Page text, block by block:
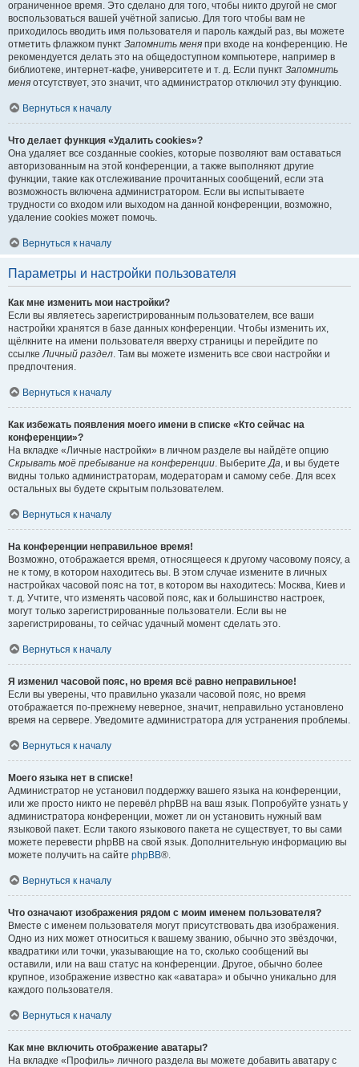
ограниченное время. Это сделано для того, чтобы никто другой не смог
воспользоваться вашей учётной записью. Для того чтобы вам не
приходилось вводить имя пользователя и пароль каждый раз, вы можете
отметить флажком пункт Запомнить меня при входе на конференцию. Не
рекомендуется делать это на общедоступном компьютере, например в
библиотеке, интернет-кафе, университете и т. д. Если пункт Запомнить
меня отсутствует, это значит, что администратор отключил эту функцию.
Вернуться к началу
Что делает функция «Удалить cookies»?
Она удаляет все созданные cookies, которые позволяют вам оставаться
авторизованным на этой конференции, а также выполняют другие
функции, такие как отслеживание прочитанных сообщений, если эта
возможность включена администратором. Если вы испытываете
трудности со входом или выходом на данной конференции, возможно,
удаление cookies может помочь.
Вернуться к началу
Параметры и настройки пользователя
Как мне изменить мои настройки?
Если вы являетесь зарегистрированным пользователем, все ваши
настройки хранятся в базе данных конференции. Чтобы изменить их,
щёлкните на имени пользователя вверху страницы и перейдите по
ссылкеЛичный раздел. Там вы можете изменить все свои настройки и
предпочтения.
Вернуться к началу
Как избежать появления моего имени в списке «Кто сейчас на
конференции»?
На вкладке «Личные настройки» в личном разделе вы найдёте опцию
Скрывать моё пребывание на конференции. ВыберитеДа, и вы будете
видны только администраторам, модераторам и самому себе. Для всех
остальных вы будете скрытым пользователем.
Вернуться к началу
На конференции неправильное время!
Возможно, отображается время, относящееся к другому часовому поясу, а
не к тому, в котором находитесь вы. В этом случае измените в личных
настройках часовой пояс на тот, в котором вы находитесь: Москва, Киев и
т. д. Учтите, что изменять часовой пояс, как и большинство настроек,
могут только зарегистрированные пользователи. Если вы не
зарегистрированы, то сейчас удачный момент сделать это.
Вернуться к началу
Я изменил часовой пояс, но время всё равно неправильное!
Если вы уверены, что правильно указали часовой пояс, но время
отображается по-прежнему неверное, значит, неправильно установлено
время на сервере. Уведомите администратора для устранения проблемы.
Вернуться к началу
Моего языка нет в списке!
Администратор не установил поддержку вашего языка на конференции,
или же просто никто не перевёл phpBB на ваш язык. Попробуйте узнать у
администратора конференции, может ли он установить нужный вам
языковой пакет. Если такого языкового пакета не существует, то вы сами
можете перевести phpBB на свой язык. Дополнительную информацию вы
можете получить на сайте phpBB®.
Вернуться к началу
Что означают изображения рядом с моим именем пользователя?
Вместе с именем пользователя могут присутствовать два изображения.
Одно из них может относиться к вашему званию, обычно это звёздочки,
квадратики или точки, указывающие на то, сколько сообщений вы
оставили, или на ваш статус на конференции. Другое, обычно более
крупное, изображение известно как «аватара» и обычно уникально для
каждого пользователя.
Вернуться к началу
Как мне включить отображение аватары?
На вкладке «Профиль» личного раздела вы можете добавить аватару с